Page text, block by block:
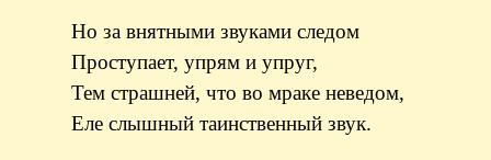
Но за внятными звуками следом
Проступает, упрям и упруг,
Тем страшней, что во мраке неведом,
Еле слышный таинственный звук.